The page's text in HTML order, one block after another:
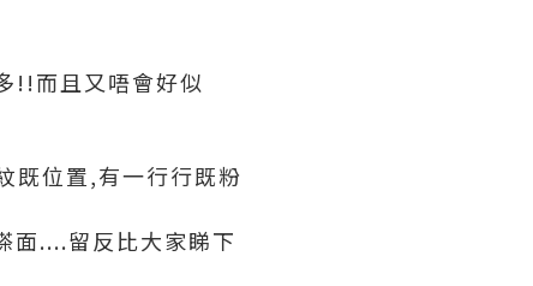
!!而且又唔會好似
既位置,有一行行既粉
面....留反比大家睇下